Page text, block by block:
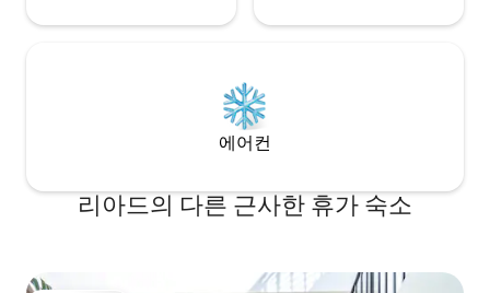
에어컨
리아드의 다른 근사한 휴가 숙소